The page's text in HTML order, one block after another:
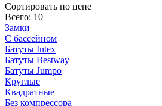
Cортировать по цене
Всего: 10
Замки
С бассейном
Батуты Intex
Батуты Bestway
Батуты Jumpo
Круглые
Квадратные
Без компрессора